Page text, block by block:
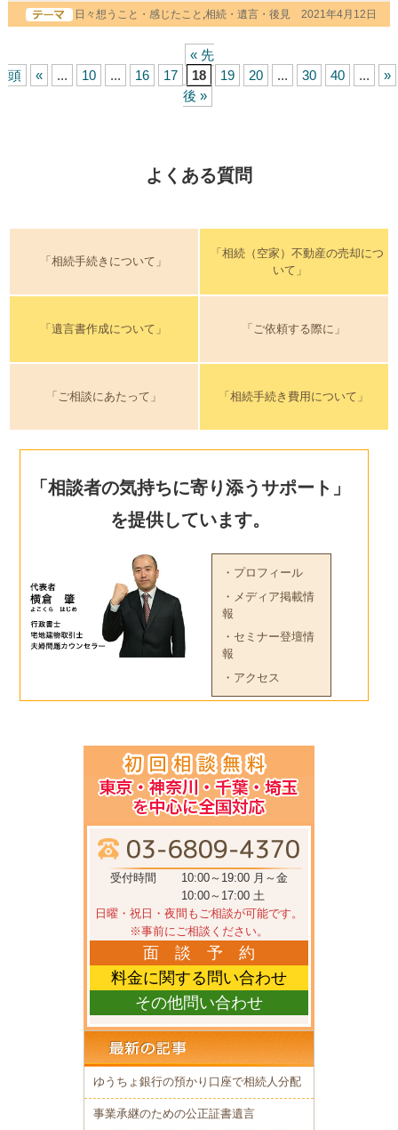
日々想うこと・感じたこと ,相続・遺言・後見 2021年4月12日
« 先
頭
« ... 10 ... 16 17 18 19 20 ... 30 40 ...
»
後 »
よくある質問
「相続手続きについて」
「相続（空家）不動産の売却につ
いて」
「遺言書作成について」 「ご依頼する際に」
「ご相談にあたって」 「相続手続き費用について」
「相談者の気持ちに寄り添うサポート」
を提供しています。
・プロフィール
・メディア掲載情
報
・セミナー登壇情
報
・アクセス
受付時間
10:00～19:00 月～金
10:00～17:00 土
日曜・祝日・夜間もご相談が可能です。
※事前にご相談ください。
面 談 予 約
料金に関する問い合わせ
その他問い合わせ
ゆうちょ銀行の預かり口座で相続人分配
事業承継のための公正証書遺言